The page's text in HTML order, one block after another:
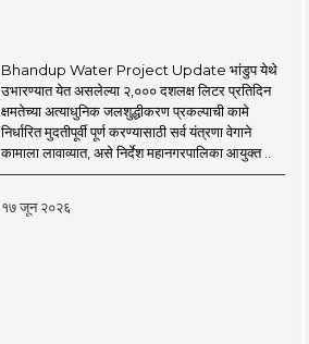
Bhandup Water Project Update भांडुप येथे
उभारण्यात येत असलेल्या २,००० दशलक्ष लिटर प्रतिदिन
क्षमतेच्या अत्याधुनिक जलशुद्धीकरण प्रकल्पाची कामे
निर्धारित मुदतीपूर्वी पूर्ण करण्यासाठी सर्व यंत्रणा वेगाने
कामाला लावाव्यात, असे निर्देश महानगरपालिका आयुक्त ..
१७ जून २०२६